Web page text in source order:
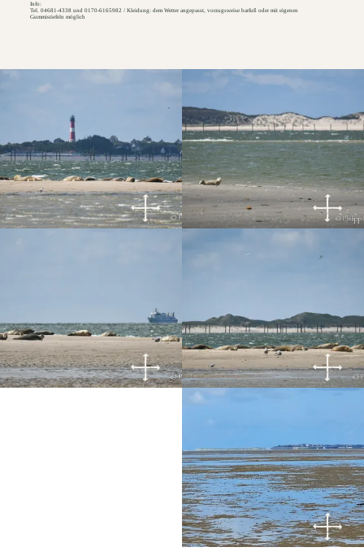
Info:
Tel. 04681-4338 und 0170-6165982 / Kleidung: dem Wetter angepasst, vorzugsweise barfuß oder mit eigenen
Gummistiefeln möglich